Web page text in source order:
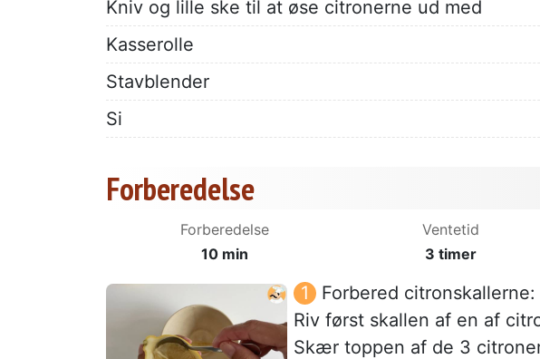
Kniv og lille ske til at øse citronerne ud med
Kasserolle
Stavblender
Si
Forberedelse
Forberedelse
10 min
Ventetid
3 timer
Forbered citronskallerne:
Riv først skallen af en af
Skær toppen af de 3